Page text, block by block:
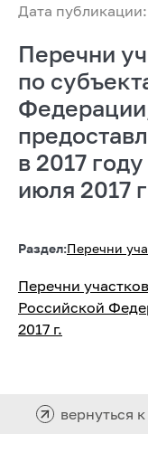
Дата
Перечни
по
в 2017
июля 2017
Раздел:Перечни
Перечни
Российской
2017 г.
вернуться